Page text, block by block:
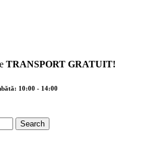
TRANSPORT GRATUIT!
10:00 - 14:00
Search